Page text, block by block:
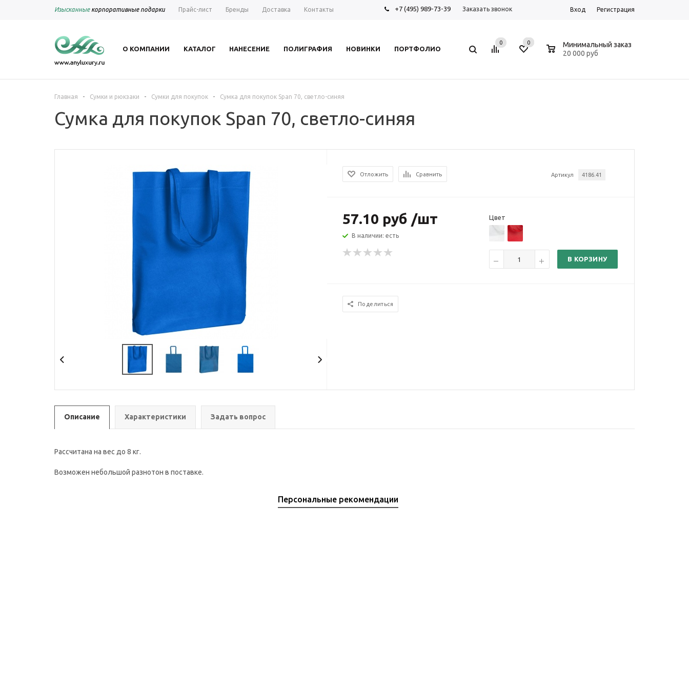
Изысканныекорпоративные подарки Прайс-лист Бренды Доставка Контакты +7 (495) 989-73-39 Заказать звонок Вход Регистрация
О КОМПАНИИ КАТАЛОГ НАНЕСЕНИЕ ПОЛИГРАФИЯ НОВИНКИ ПОРТФОЛИО
0 0
Минимальный заказ
20 000 руб
Главная - Сумки и рюкзаки - Сумки для покупок - Сумка для покупок Span 70, светло-синяя
Сумка для покупок Span 70, светло-синяя
Артикул 4186.41
Отложить Сравнить
57.10 руб /шт
В наличии: есть
Цвет
В КОРЗИНУ
Поделиться
Описание Характеристики Задать вопрос
Рассчитана на вес до 8 кг.
Возможен небольшой разнотон в поставке.
Персональные рекомендации